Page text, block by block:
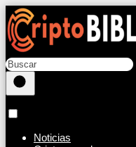
Noticias